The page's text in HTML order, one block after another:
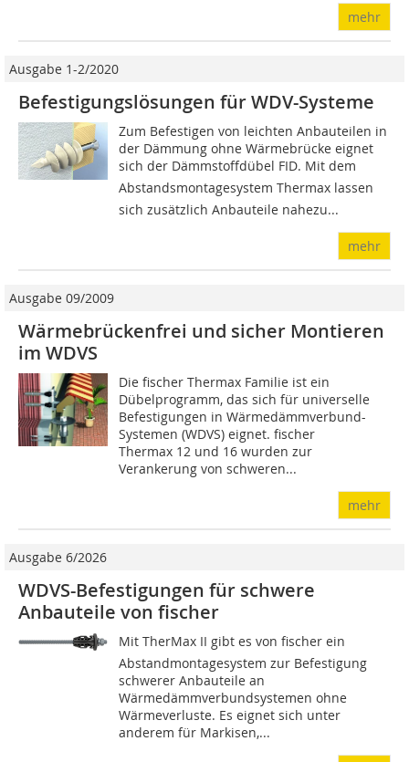
mehr
Ausgabe 1-2/2020
Befestigungslösungen für WDV-Systeme
Zum Befestigen von leichten Anbauteilen in
der Dämmung ohne Wärmebrücke eignet
sich der Dämmstoffdübel FID. Mit dem
Abstandsmontagesystem Thermax lassen
sich zusätzlich Anbauteile nahezu...
mehr
Ausgabe 09/2009
Wärmebrückenfrei und sicher Montieren
im WDVS
Die fischer Thermax Familie ist ein
Dübelprogramm, das sich für universelle
Befestigungen in Wärmedämmverbund-
Systemen (WDVS) eignet. fischer
Thermax 12 und 16 wurden zur
Verankerung von schweren...
mehr
Ausgabe 6/2026
WDVS-Befestigungen für schwere
Anbauteile von fischer
Mit TherMax II gibt es von fischer ein
Abstandmontagesystem zur Befestigung
schwerer Anbauteile an
Wärmedämmverbundsystemen ohne
Wärmeverluste. Es eignet sich unter
anderem für Markisen,...